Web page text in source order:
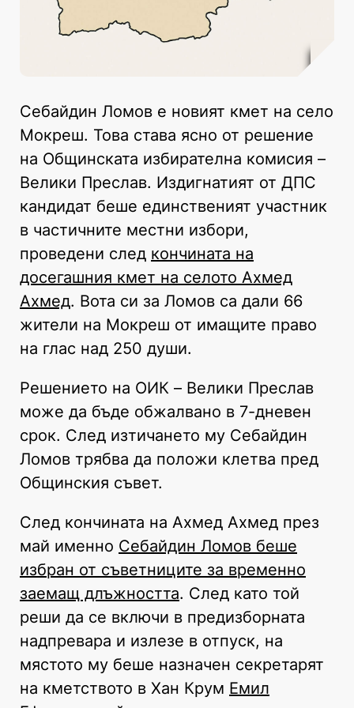
Себайдин Ломов е новият кмет на село
Мокреш. Това става ясно от решение
на Общинската избирателна комисия –
Велики Преслав. Издигнатият от ДПС
кандидат беше единственият участник
в частичните местни избори,
проведени след кончината на
досегашния кмет на селото Ахмед
Ахмед. Вота си за Ломов са дали 66
жители на Мокреш от имащите право
на глас над 250 души.
Решението на ОИК – Велики Преслав
може да бъде обжалвано в 7-дневен
срок. След изтичането му Себайдин
Ломов трябва да положи клетва пред
Общинския съвет.
След кончината на Ахмед Ахмед през
май именно Себайдин Ломов беше
избран от съветниците за временно
заемащ длъжността. След като той
реши да се включи в предизборната
надпревара и излезе в отпуск, на
мястото му беше назначен секретарят
на кметството в Хан Крум Емил